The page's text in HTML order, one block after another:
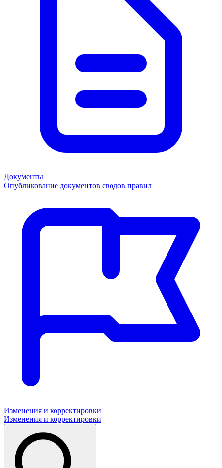
Документы
Опубликование документов сводов правил
Изменения и корректировки
Изменения и корректировки